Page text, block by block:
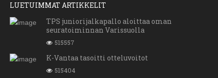
LUETUIMMAT ARTIKKELIT
TPS juniorijalkapallo aloittaa oman
seuratoiminnan Varissuolla
515557
K-Vantaa tasoitti otteluvoitot
515404